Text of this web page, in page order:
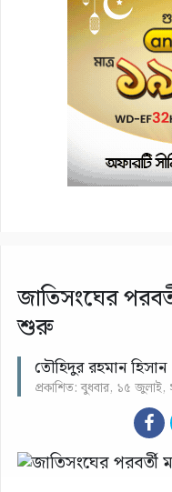
জাতিসংঘের
শুরু
তৌহিদুর রহমান হিসান
প্রকাশিত: বুধবার, ১৫